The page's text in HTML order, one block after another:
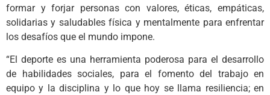
formar y forjar personas con valores, éticas, empáticas,
solidarias y saludables física y mentalmente para enfrentar
los desafíos que el mundo impone.
“El deporte es una herramienta poderosa para el desarrollo
de habilidades sociales, para el fomento del trabajo en
equipo y la disciplina y lo que hoy se llama resiliencia; en